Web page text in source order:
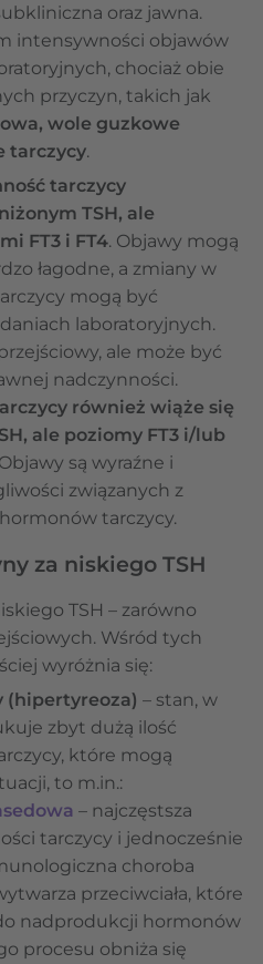
oraz jawna.
intensywności objawów
chociaż obie
przyczyn, takich jak
wole guzkowe
tarczycy.
tarczycy
TSH, ale
FT3 i FT4. Objawy mogą
łagodne, a zmiany w
mogą być
laboratoryjnych.
ale może być
nadczynności.
również wiąże się
ale poziomy FT3 i/lub
są wyraźne i
związanych z
tarczycy.
za niskiego TSH
TSH – zarówno
Wśród tych
wyróżnia się:
(hipertyreoza) – stan, w
zbyt dużą ilość
które mogą
to m.in.:
– najczęstsza
tarczycy i jednocześnie
choroba
przeciwciała, które
nadprodukcji hormonów
procesu obniża się